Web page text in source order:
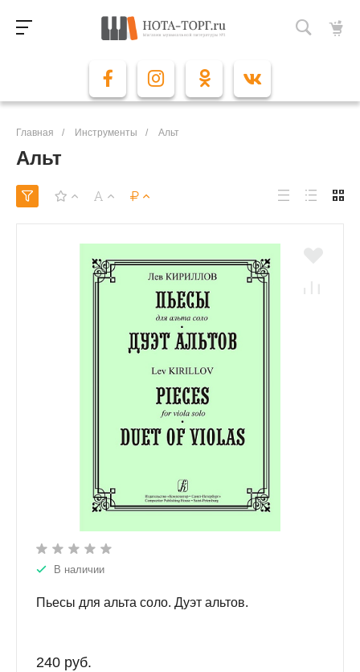
Главная / Инструменты / Альт
Альт
В наличии
Пьесы для альта соло. Дуэт альтов.
240 руб.